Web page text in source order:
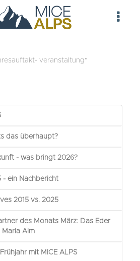
veranstaltung"
das überhaupt?
- was bringt 2026?
- ein Nachbericht
2015 vs. 2025
des Monats März: Das Eder
Maria Alm
mit MICE ALPS